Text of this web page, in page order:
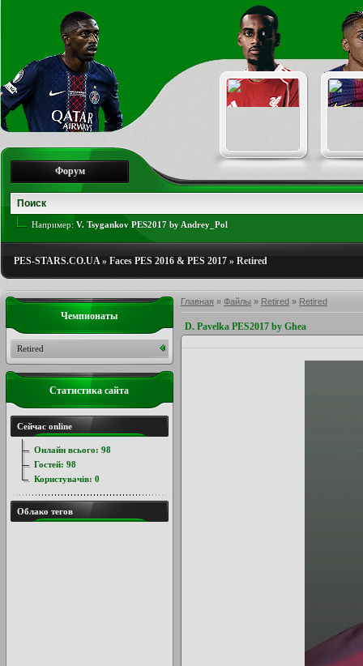
Форум
Например: V. Tsygankov PES2017 by Andrey_Pol
PES-STARS.CO.UA» Faces PES 2016 & PES 2017 » Retired
Главная » Файлы » Retired » Retired
D. Pavelka PES2017 by Ghea
Чемпионаты
Retired
Статистика сайта
Сейчас online
Онлайн всього: 98
Гостей: 98
Користувачів: 0
Облако тегов